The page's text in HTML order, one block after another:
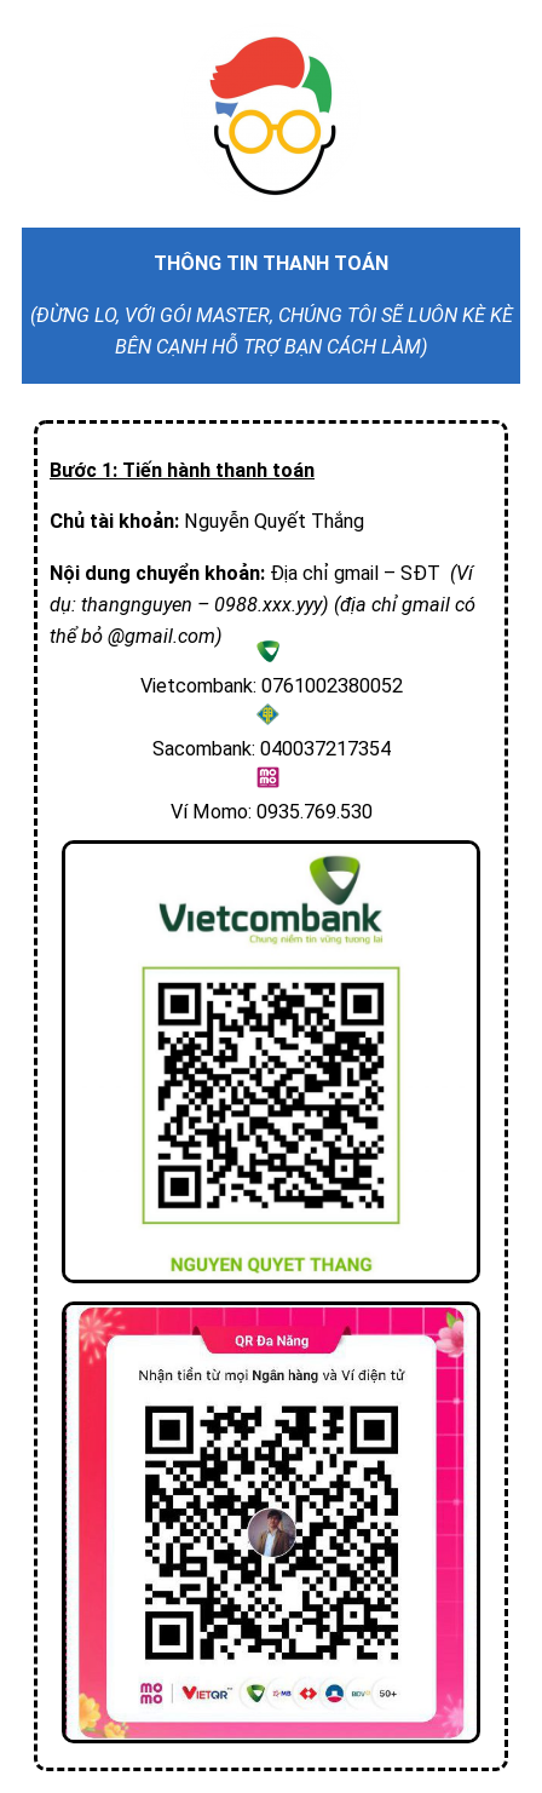
THÔNG TIN THANH TOÁN
(ĐỪNG LO, VỚI GÓI MASTER, CHÚNG TÔI SẼ LUÔN KÈ KÈ
BÊN CẠNH HỖ TRỢ BẠN CÁCH LÀM)
Bước 1: Tiến hành thanh toán
Chủ tài khoản: Nguyễn Quyết Thắng
Nội dung chuyển khoản: Địa chỉ gmail – SĐT (Ví
dụ: thangnguyen – 0988.xxx.yyy) (địa chỉ gmail có
thể bỏ @gmail.com)
Vietcombank: 0761002380052
Sacombank: 040037217354
Ví Momo: 0935.769.530